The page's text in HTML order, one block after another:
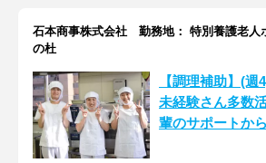
石本商事株式会社 勤務地： 特別養護老
の杜
【調理補助】(週
未経験さん多数
輩のサポートか